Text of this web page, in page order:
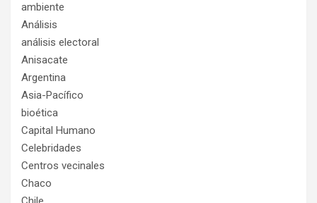
ambiente
Análisis
análisis electoral
Anisacate
Argentina
Asia-Pacífico
bioética
Capital Humano
Celebridades
Centros vecinales
Chaco